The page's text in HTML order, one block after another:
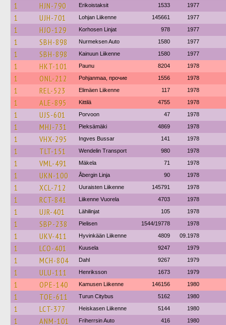
1 HJN-790 Erikoistaksit 1533 1977
1 UJH-701 Lohjan Liikenne 145661 1977
1 HJO-129 Korhosen Linjat 978 1977
1 SBH-898 Nurmeksen Auto 1580 1977
1 SBH-898 Kainuun Liikenne 1580 1977
1 HKT-101 Paunu 8204 1978
1 ONL-212 Pohjanmaa, прочие 1556 1978
1 REL-523 Elimäen Liikenne 117 1978
1 ALE-895 Kittilä 4755 1978
1 UJS-601 Porvoon 47 1978
1 MHJ-731 Pieksämäki 4869 1978
1 VHX-295 Ingves Bussar 141 1978
1 TLT-151 Wendelin Transport 980 1978
1 VML-491 Mäkela 71 1978
1 UKN-100 Åbergin Linja 90 1978
1 XCL-712 Uuraisten Liikenne 145791 1978
1 RCT-841 Liikenne Vuorela 4703 1978
1 UJR-401 Lähilinjat 105 1978
1 SBP-238 Pielisen 1544/19778 1978
1 UKV-411 Hyvinkään Liikenne 4809 09.1978
1 LCO-401 Kuusela 9247 1979
1 MCH-804 Dahl 9267 1979
1 ULU-111 Henriksson 1673 1979
1 OPE-140 Kamusen Liikenne 146156 1980
1 TOE-611 Turun Citybus 5162 1980
1 LCT-377 Heiskasen Liikenne 5144 1980
1 ANM-101 Friherrsin Auto 416 1980